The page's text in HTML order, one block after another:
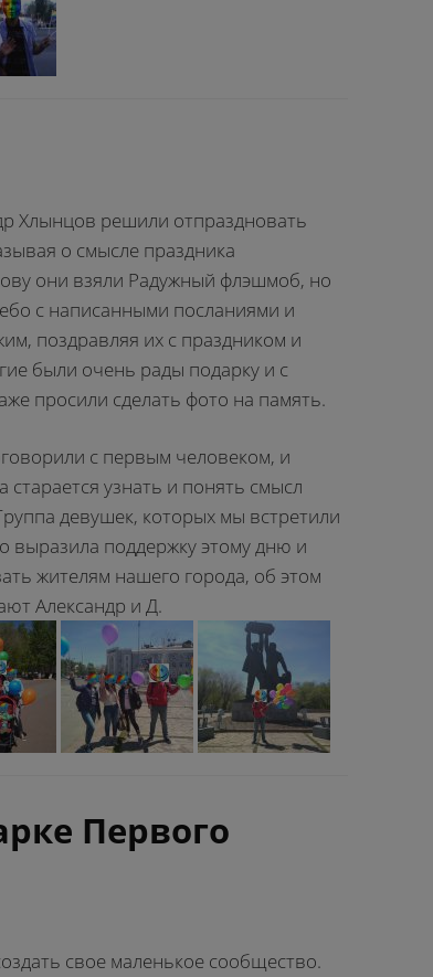
Хлынцов решили отпраздновать
о смысле праздника
они взяли Радужный флэшмоб, но
с написанными посланиями и
поздравляя их с праздником и
были очень рады подарку и с
просили сделать фото на память.
с первым человеком, и
узнать и понять смысл
девушек, которых мы встретили
выразила поддержку этому дню и
жителям нашего города, об этом
Александр и Д.
Первого
свое маленькое сообщество.